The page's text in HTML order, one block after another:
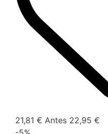
21,81 € Antes 22,95 €